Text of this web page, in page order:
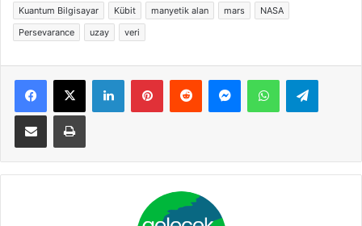
Kuantum Bilgisayar
Kübit manyetik alan mars
NASA
Persevarance
uzay veri
Facebook
X LinkedInPinterestReddit MessengerWhatsApp
E-Posta ile paylaş Yazdır